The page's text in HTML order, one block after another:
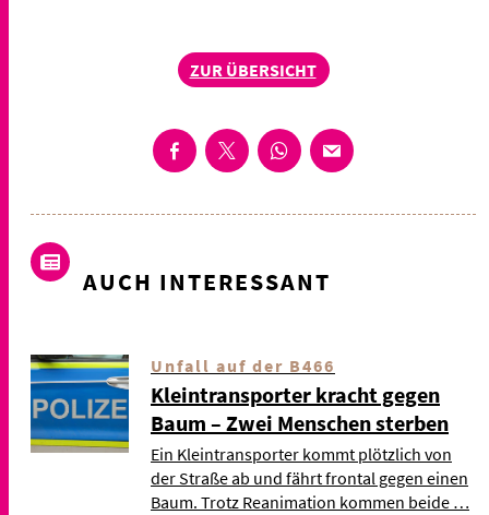
ZUR ÜBERSICHT
AUCH INTERESSANT
Unfall auf der B466
Kleintransporter kracht gegen
Baum – Zwei Menschen sterben
Ein Kleintransporter kommt plötzlich von
der Straße ab und fährt frontal gegen einen
Baum. Trotz Reanimation kommen beide …